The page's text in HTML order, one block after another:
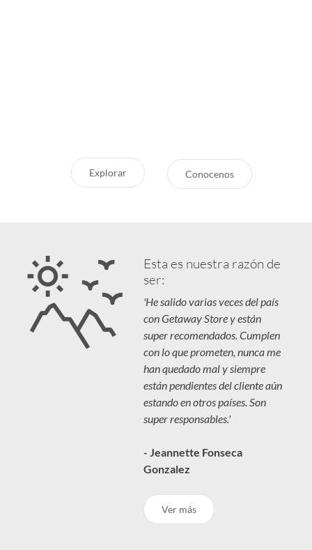
Explorar Conocenos
Esta es nuestra razón de
ser:
'He salido varias veces del país
con Getaway Store y están
super recomendados. Cumplen
con lo que prometen, nunca me
han quedado mal y siempre
están pendientes del cliente aún
estando en otros países. Son
super responsables.'
- Jeannette Fonseca
Gonzalez
Ver más